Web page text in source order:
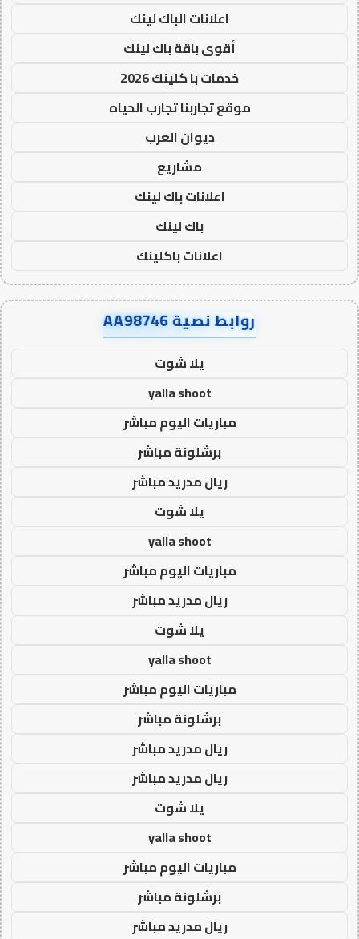
اعلانات الباك لينك
أقوى باقة باك لينك
خدمات با كلينك 2026
موقع تجاربنا تجارب الحياه
ديوان العرب
مشاريع
اعلانات باك لينك
باك لينك
اعلانات باكلينك
روابط نصية AA98746
يلا شوت
yalla shoot
مباريات اليوم مباشر
برشلونة مباشر
ريال مدريد مباشر
يلا شوت
yalla shoot
مباريات اليوم مباشر
ريال مدريد مباشر
يلا شوت
yalla shoot
مباريات اليوم مباشر
برشلونة مباشر
ريال مدريد مباشر
ريال مدريد مباشر
يلا شوت
yalla shoot
مباريات اليوم مباشر
برشلونة مباشر
ريال مدريد مباشر